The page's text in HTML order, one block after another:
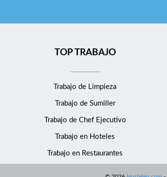
TOP TRABAJO
Trabajo de Limpieza
Trabajo de Sumiller
Trabajo de Chef Ejecutivo
Trabajo en Hoteles
Trabajo en Restaurantes